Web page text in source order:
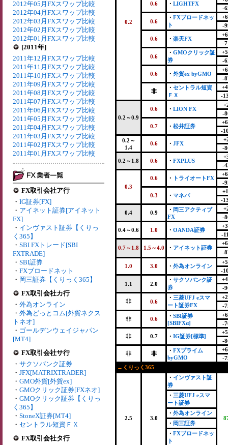
2012年05月FXスワップ比較
2012年04月FXスワップ比較
2012年03月FXスワップ比較
2012年02月FXスワップ比較
2012年01月FXスワップ比較
[2011年]
2011年12月FXスワップ比較
2011年11月FXスワップ比較
2011年10月FXスワップ比較
2011年09月FXスワップ比較
2011年08月FXスワップ比較
2011年07月FXスワップ比較
2011年06月FXスワップ比較
2011年05月FXスワップ比較
2011年04月FXスワップ比較
2011年03月FXスワップ比較
2011年02月FXスワップ比較
2011年01月FXスワップ比較
FX取引会社ア行
・ IG証券[FX]
・ アイネット証券[アイネット
FX]
・ インヴァスト証券【くりっ
く365】
・ SBI FXトレード[SBI
FXTRADE]
・ SBI証券
・ FXブロードネット
・ 岡三証券【くりっく365】
FX取引会社カ行
・ 外為オンライン
・ 外為どっとコム[外貨ネクス
トネオ]
・ ゴールデンウェイジャパン
[MT4]
FX取引会社サ行
・ サクソバンク証券
・ JFX[MATRIXTRADER]
・ GMO外貨[外貨ex]
・ GMOクリック証券[FXネオ]
・ GMOクリック証券【くりっ
く365】
・ StoneX証券[MT4]
・ セントラル短資ＦＸ
FX取引会社タ行
0.2
0.6 ・ LIGHTFX
-
0.6
・ FXブロードネッ
ト
-
0.6 ・ 楽天FX
-
0.6
・ GMOクリック証
券
-
0.6 ・ 外貨ex byGMO
-
非
・ セントラル短資
ＦＸ
-
0.2～0.9
0.6 ・ LION FX
-
0.7 ・ 松井証券
-
0.2～
1.4
0.6 ・ JFX
-
0.2～1.8 0.6 ・ FXPLUS
-
0.3
0.6 ・ トライオートFX
-
0.3 ・ マネパ
-
0.4 0.9 ・ 岡三アクティブ
FX
-
0.4～0.6 1.0 ・ OANDA証券
-
0.7～1.8 1.5～4.0 ・ アイネット証券
-
1.0 3.0 ・ 外為オンライン
-
1.1 2.0
・ サクソバンク証
券
-
非 0.6
・ 三菱UFJ eスマ
ート証券FX
-
非 0.6 ・ SBI証券
[SBIFXα]
-
非 0.7 ・ IG証券[標準]
-
非 非 ・ FXプライム
byGMO
-
→くりっく365
2.5 3.0
・ インヴァスト証
券
・ 三菱UFJ eスマ
ート証券
・ 外為オンライン
・ 岡三証券
・ FXブロードネッ
ト